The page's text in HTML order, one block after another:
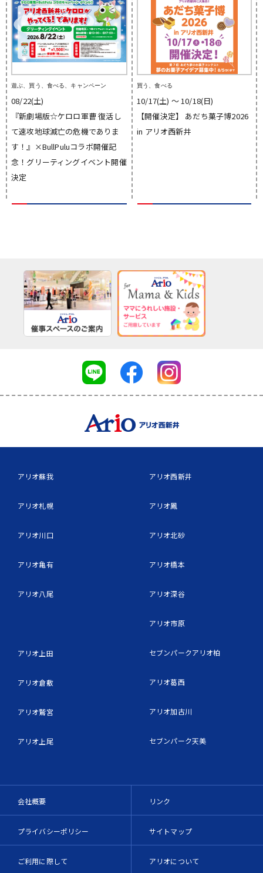
遊ぶ、買う、食べる、キャンペーン
08/22(土)
『新劇場版☆ケロロ軍曹 復活し
て速攻地球滅亡の危機でありま
す！』×BullPuluコラボ開催記
念！グリーティングイベント開催
決定
買う、食べる
10/17(土) 〜 10/18(日)
【開催決定】 あだち菓子博2026
in アリオ西新井
アリオ蘇我
アリオ札幌
アリオ川口
アリオ亀有
アリオ八尾
アリオ上田
アリオ倉敷
アリオ鷲宮
アリオ上尾
アリオ西新井
アリオ鳳
アリオ北砂
アリオ橋本
アリオ深谷
アリオ市原
セブンパークアリオ柏
アリオ葛西
アリオ加古川
セブンパーク天美
会社概要
プライバシーポリシー
ご利用に際して
リンク
サイトマップ
アリオについて